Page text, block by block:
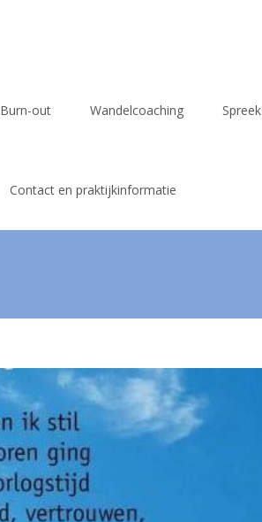
Burn-out Wandelcoaching
Contact en praktijkinformatie